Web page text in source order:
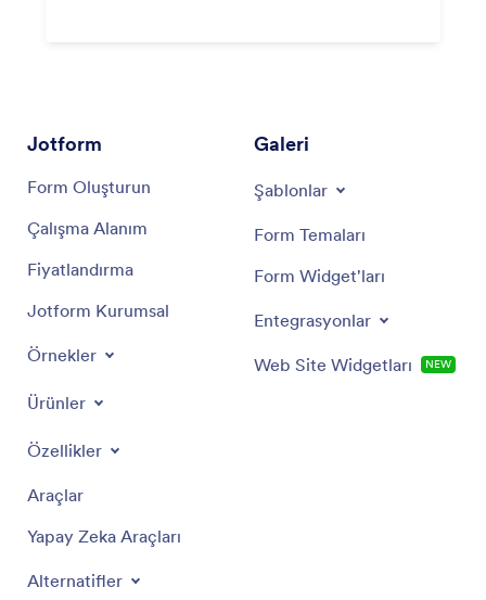
Jotform
Form Oluşturun
Çalışma Alanım
Fiyatlandırma
Jotform Kurumsal
Örnekler
Ürünler
Özellikler
Araçlar
Yapay Zeka Araçları
Alternatifler
Galeri
Şablonlar
Form Temaları
Form Widget'ları
Entegrasyonlar
Web Site Widgetları NEW